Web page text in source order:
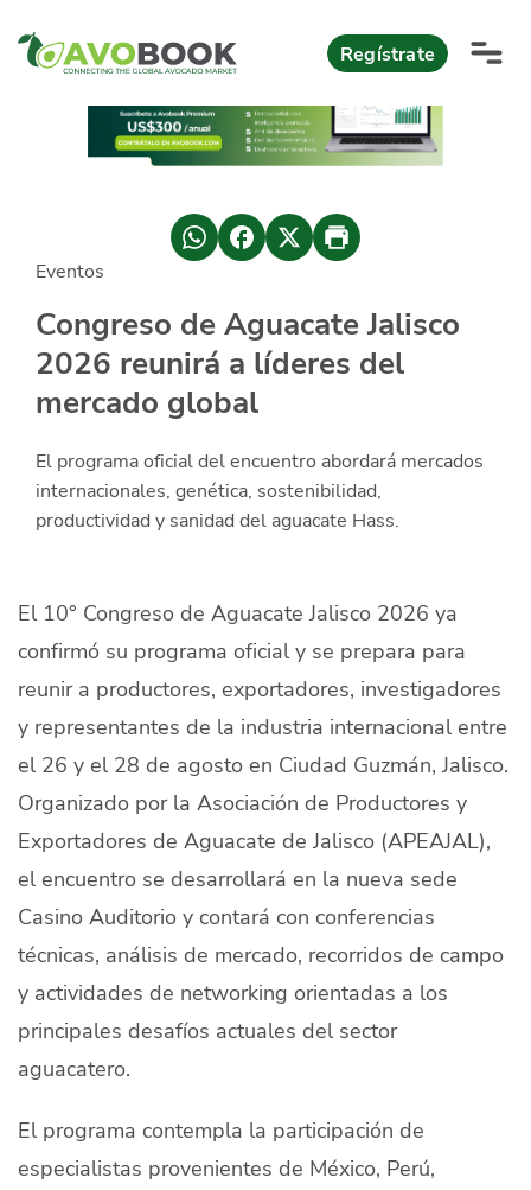
Regístrate
AvoReports
AvoMagazine
AvoEvents
Iniciar Sesión
Productores
Mercados
Contacto
modo claro Español
Eventos
Congreso de Aguacate Jalisco
2026 reunirá a líderes del
mercado global
El programa oficial del encuentro abordará mercados
internacionales, genética, sostenibilidad,
productividad y sanidad del aguacate Hass.
El 10° Congreso de Aguacate Jalisco 2026 ya
confirmó su programa oficial y se prepara para
reunir a productores, exportadores, investigadores
y representantes de la industria internacional entre
el 26 y el 28 de agosto en Ciudad Guzmán, Jalisco.
Organizado por la Asociación de Productores y
Exportadores de Aguacate de Jalisco (APEAJAL),
el encuentro se desarrollará en la nueva sede
Casino Auditorio y contará con conferencias
técnicas, análisis de mercado, recorridos de campo
y actividades de networking orientadas a los
principales desafíos actuales del sector
aguacatero.
El programa contempla la participación de
especialistas provenientes de México, Perú,